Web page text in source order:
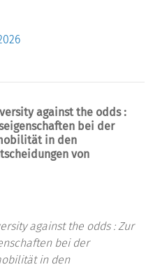
against the odds :
bei der
in den
von
against the odds : Zur
bei der
in den